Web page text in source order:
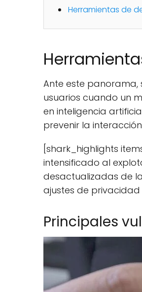
Herramientas de
Ante este
usuarios cuando un
en inteligencia
prevenir la
[shark_highlights
intensificado al
desactualizadas de
ajustes de privacidad
Principales